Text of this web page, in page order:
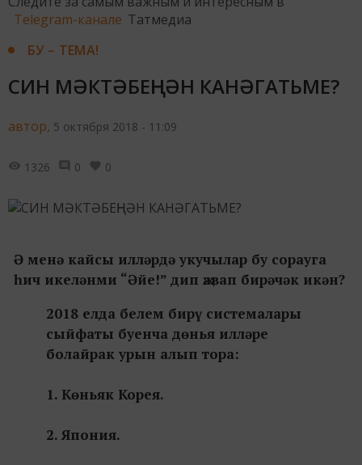
Telegram-канале Татмедиа
БУ – ТЕМА!
СИН МӘКТӘБЕҢНӘН КАНӘГАТЬМЕ?
автор, 5 октября 2018 - 11:09
1326 0 0
Ә менә кайсы илләрдә укучылар бу сорауга
һич икеләнми “Әйе!” дип җавап бирәчәк икән?
2018 елда белем бирү системалары
сыйфаты буенча дөнья илләре
болайрак урын алып тора:
1. Көньяк Корея.
2. Япония.